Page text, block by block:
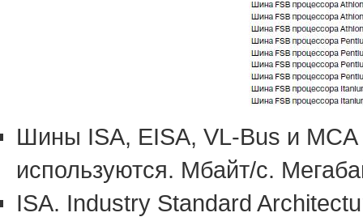
Шины ISA, EISA, VL-Bus и MCA
используются. Мбайт/с.
ISA. Industry Standard